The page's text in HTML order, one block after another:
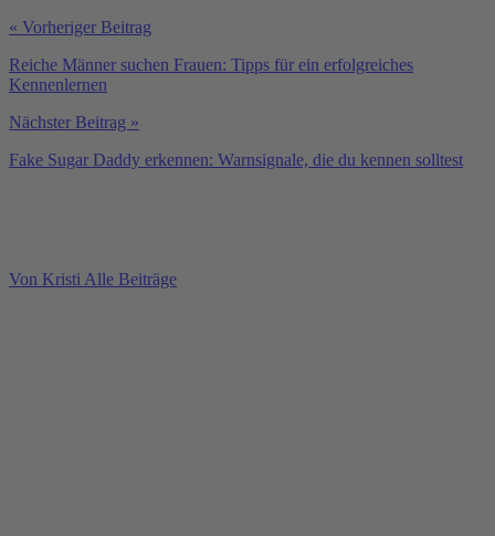
« Vorheriger Beitrag
Reiche Männer suchen Frauen: Tipps für ein erfolgreiches
Kennenlernen
Nächster Beitrag »
Fake Sugar Daddy erkennen: Warnsignale, die du kennen solltest
Von Kristi Alle Beiträge